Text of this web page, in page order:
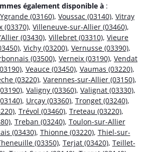
également disponible à :
Ygrande (03160), Voussac (03140), Vitray
(03370), Villeneuve-sur-Allier (03460),
(03430), Villebret (03310), Vieure
, Vichy (03200), Vernusse (03390),
(03500), Verneix (03190), Vendat
, Veauce (03450), Vaumas (03220),
(03220), Varennes-sur-Allier (03150),
, Valigny (03360), Valignat (03330),
, Urçay (03360), Tronget (03240),
, Trévol (03460), Treteau (03220),
, Treban (03240), Toulon-sur-Allier
(03430), Thionne (03220), Thiel-sur-
(03350), Terjat (03420), Teillet-